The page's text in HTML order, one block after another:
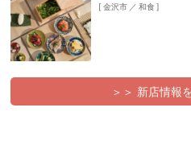
[金沢市 ／ 和食]
＞＞ 新店情報